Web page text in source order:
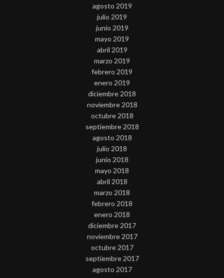
agosto 2019
julio 2019
junio 2019
mayo 2019
abril 2019
marzo 2019
febrero 2019
enero 2019
diciembre 2018
noviembre 2018
octubre 2018
septiembre 2018
agosto 2018
julio 2018
junio 2018
mayo 2018
abril 2018
marzo 2018
febrero 2018
enero 2018
diciembre 2017
noviembre 2017
octubre 2017
septiembre 2017
agosto 2017